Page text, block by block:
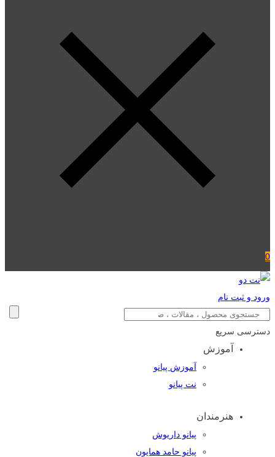
0
ورود و ثبت نام
دسترسی سریع
آموزش
آموزش پیانو
نت پیانو
هنرمندان
پیانو داریوش
پیانو حامد همایون